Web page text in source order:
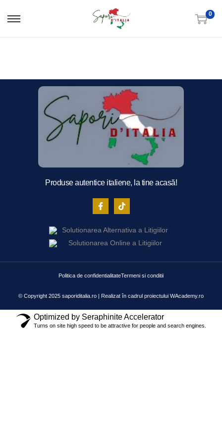
0
Produse autentice italiene, la tine acasă!
© Copyright 2025 saporiditalia.ro | Realizat în cadrul proiectului WAcademy.ro
Politica de confidentialitateTermeni si conditii
Optimized by Seraphinite Accelerator
Turns on site high speed to be attractive for people and search engines.